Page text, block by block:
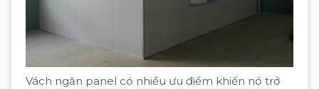
Vách ngăn panel có nhiều ưu điểm khiến nó trở